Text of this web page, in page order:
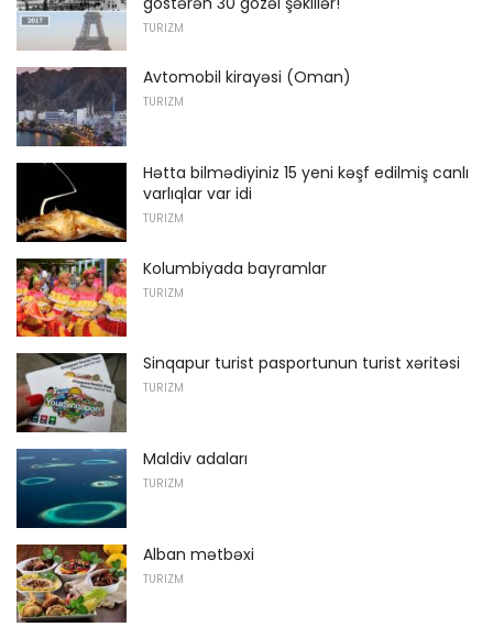
TURIZM
Avtomobil kirayəsi (Oman)
TURIZM
Hətta bilmədiyiniz 15 yeni kəşf edilmiş canlı
varlıqlar var idi
TURIZM
Kolumbiyada bayramlar
TURIZM
Sinqapur turist pasportunun turist xəritəsi
TURIZM
Maldiv adaları
TURIZM
Alban mətbəxi
TURIZM